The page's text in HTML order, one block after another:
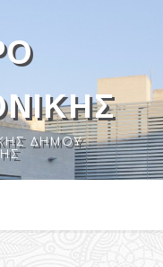
ΔΉΜΟΥ